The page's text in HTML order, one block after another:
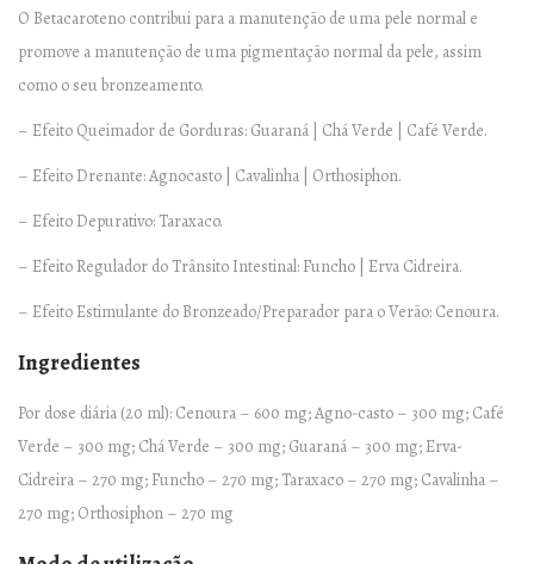
O Betacaroteno contribui para a manutenção de uma pele normal e
promove a manutenção de uma pigmentação normal da pele, assim
como o seu bronzeamento.
– Efeito Queimador de Gorduras: Guaraná | Chá Verde | Café Verde.
– Efeito Drenante: Agnocasto | Cavalinha | Orthosiphon.
– Efeito Depurativo: Taraxaco.
– Efeito Regulador do Trânsito Intestinal: Funcho | Erva Cidreira.
– Efeito Estimulante do Bronzeado/Preparador para o Verão: Cenoura.
Ingredientes
Por dose diária (20 ml): Cenoura – 600 mg; Agno-casto – 300 mg; Café
Verde – 300 mg; Chá Verde – 300 mg; Guaraná – 300 mg; Erva-
Cidreira – 270 mg; Funcho – 270 mg; Taraxaco – 270 mg; Cavalinha –
270 mg; Orthosiphon – 270 mg